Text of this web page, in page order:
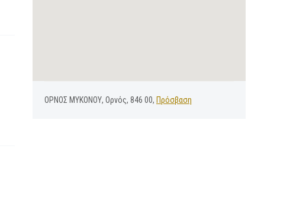
ΟΡΝΟΣ ΜΥΚΟΝΟΥ, Ορνός, 846 00, Πρόσβαση